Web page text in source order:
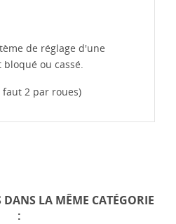
de réglage d'une
ou cassé.
2 par roues)
LA MÊME CATÉGORIE
: